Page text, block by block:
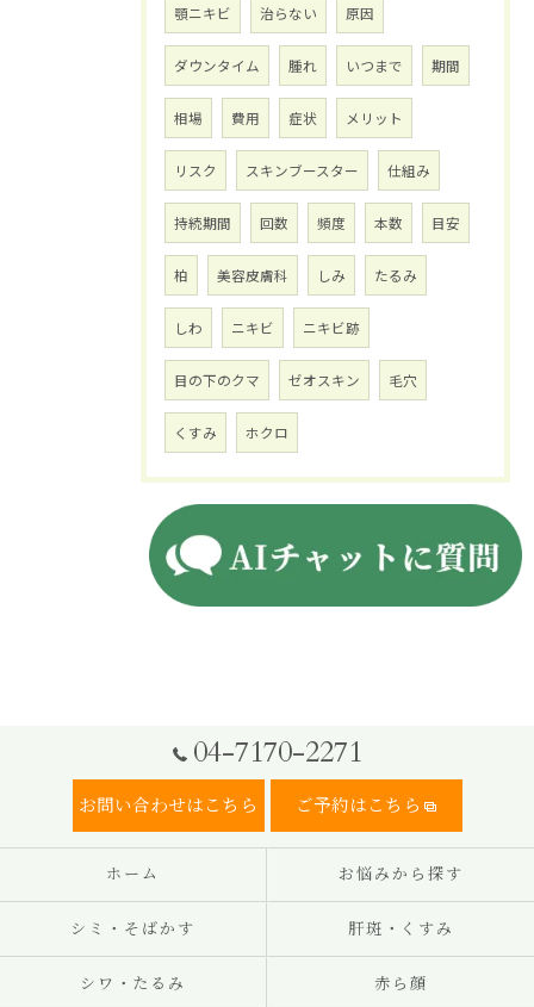
顎ニキビ 治らない 原因
ダウンタイム 腫れ いつまで 期間
相場 費用 症状 メリット
リスク スキンブースター 仕組み
持続期間 回数 頻度 本数 目安
柏 美容皮膚科 しみ たるみ
しわ ニキビ ニキビ跡
目の下のクマ ゼオスキン 毛穴
くすみ ホクロ
04-7170-2271
お問い合わせはこちら ご予約はこちら
ホーム お悩みから探す
シミ・そばかす 肝斑・くすみ
シワ・たるみ 赤ら顔